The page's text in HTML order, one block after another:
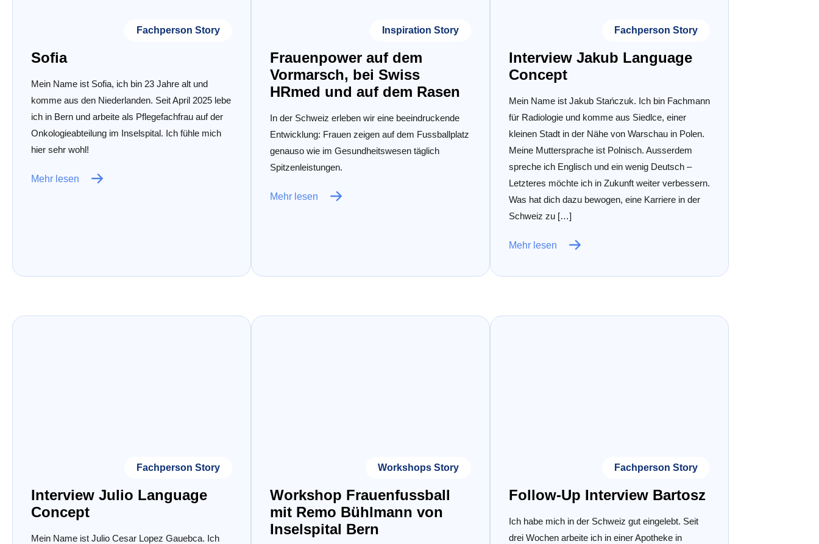
Fachperson Story
Sofia
Mein Name ist Sofia, ich bin 23 Jahre alt und
komme aus den Niederlanden. Seit April 2025 lebe
ich in Bern und arbeite als Pflegefachfrau auf der
Onkologieabteilung im Inselspital. Ich fühle mich
hier sehr wohl!
Mehr lesen
Inspiration Story
Frauenpower auf dem
Vormarsch, bei Swiss
HRmed und auf dem Rasen
In der Schweiz erleben wir eine beeindruckende
Entwicklung: Frauen zeigen auf dem Fussballplatz
genauso wie im Gesundheitswesen täglich
Spitzenleistungen.
Mehr lesen
Fachperson Story
Interview Jakub Language
Concept
Mein Name ist Jakub Stańczuk. Ich bin Fachmann
für Radiologie und komme aus Siedlce, einer
kleinen Stadt in der Nähe von Warschau in Polen.
Meine Muttersprache ist Polnisch. Ausserdem
spreche ich Englisch und ein wenig Deutsch –
Letzteres möchte ich in Zukunft weiter verbessern.
Was hat dich dazu bewogen, eine Karriere in der
Schweiz zu […]
Mehr lesen
Fachperson Story
Interview Julio Language
Concept
Mein Name ist Julio Cesar Lopez Gauebca. Ich
Workshops Story
Workshop Frauenfussball
mit Remo Bühlmann von
Inselspital Bern
Fachperson Story
Follow-Up Interview Bartosz
Ich habe mich in der Schweiz gut eingelebt. Seit
drei Wochen arbeite ich in einer Apotheke in